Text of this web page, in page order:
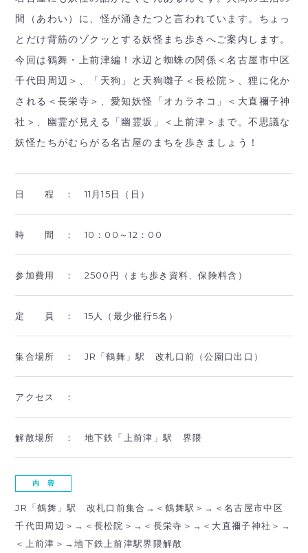
間（あわい）に、怪が涌きたつと言われています。ちょっ
とだけ背筋のゾクッとする妖怪まち歩きへご案内します。
今回は鶴舞・上前津編！水辺と蜘蛛の関係＜名古屋市中区
千代田周辺＞、「天狗」と天狗囃子＜長松院＞、狸に化か
される＜長栄寺＞、愛知妖怪「オカラネコ」＜大直禰子神
社＞、幽霊が見える「幽霊坂」＜上前津＞まで。不思議な
妖怪たちがむらがる名古屋のまちを歩きましょう！
日 程 ： 11月15日（日）
時 間 ： 10：00～12：00
参加費用 ： 2500円（まち歩き資料、保険料含）
定 員 ： 15人（最少催行5名）
集合場所 ： JR「鶴舞」駅 改札口前（公園口出口）
アクセス ：
解散場所 ： 地下鉄「上前津」駅 界隈
内 容
JR「鶴舞」駅 改札口前集合→＜鶴舞駅＞→＜名古屋市中区
千代田周辺＞→＜長松院＞→＜長栄寺＞→＜大直禰子神社＞→
＜上前津＞→地下鉄上前津駅界隈解散